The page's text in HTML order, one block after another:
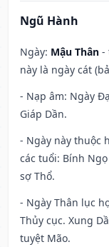
Ngũ Hành
Ngày: Mậu Thân -
này là ngày cát
- Nạp âm: Ngày
Giáp Dần.
- Ngày này thuộc
các tuổi: Bính
sợ Thổ.
- Ngày Thân lục
Thủy cục. Xung
tuyệt Mão.